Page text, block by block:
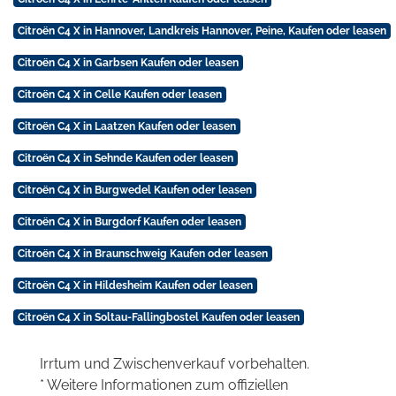
Citroën C4 X in Hannover, Landkreis Hannover, Peine, Kaufen oder leasen
Citroën C4 X in Garbsen Kaufen oder leasen
Citroën C4 X in Celle Kaufen oder leasen
Citroën C4 X in Laatzen Kaufen oder leasen
Citroën C4 X in Sehnde Kaufen oder leasen
Citroën C4 X in Burgwedel Kaufen oder leasen
Citroën C4 X in Burgdorf Kaufen oder leasen
Citroën C4 X in Braunschweig Kaufen oder leasen
Citroën C4 X in Hildesheim Kaufen oder leasen
Citroën C4 X in Soltau-Fallingbostel Kaufen oder leasen
Irrtum und Zwischenverkauf vorbehalten.
* Weitere Informationen zum offiziellen